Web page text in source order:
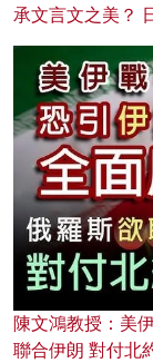
承文言文之美？
陳文鴻教授：美
聯合伊朗 對付北